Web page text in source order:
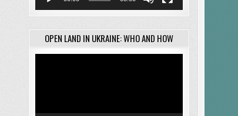
OPEN LAND IN UKRAINE: WHO AND HOW